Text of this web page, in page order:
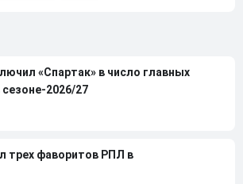
«Спартак» в число главных
2026/27
трех фаворитов РПЛ в